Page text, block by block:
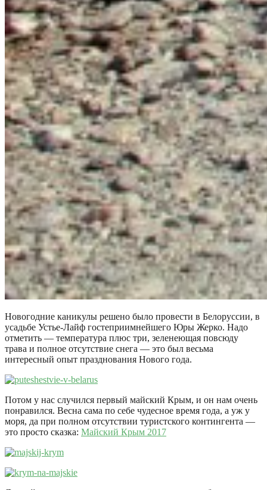
Новогодние каникулы решено было провести в Белоруссии, в
усадьбе Устье-Лайф гостеприимнейшего Юры Жерко. Надо
отметить — температура плюс три, зеленеющая повсюду
трава и полное отсутствие снега — это был весьма
интересный опыт празднования Нового года.
Потом у нас случился первый майский Крым, и он нам очень
понравился. Весна сама по себе чудесное время года, а уж у
моря, да при полном отсутствии туристского контингента —
это просто сказка: Майский Крым 2017